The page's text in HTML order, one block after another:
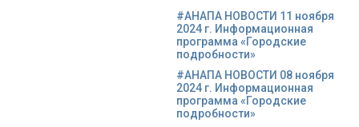
#АНАПА НОВОСТИ 11 ноября
2024 г. Информационная
программа «Городские
подробности»
#АНАПА НОВОСТИ 08 ноября
2024 г. Информационная
программа «Городские
подробности»